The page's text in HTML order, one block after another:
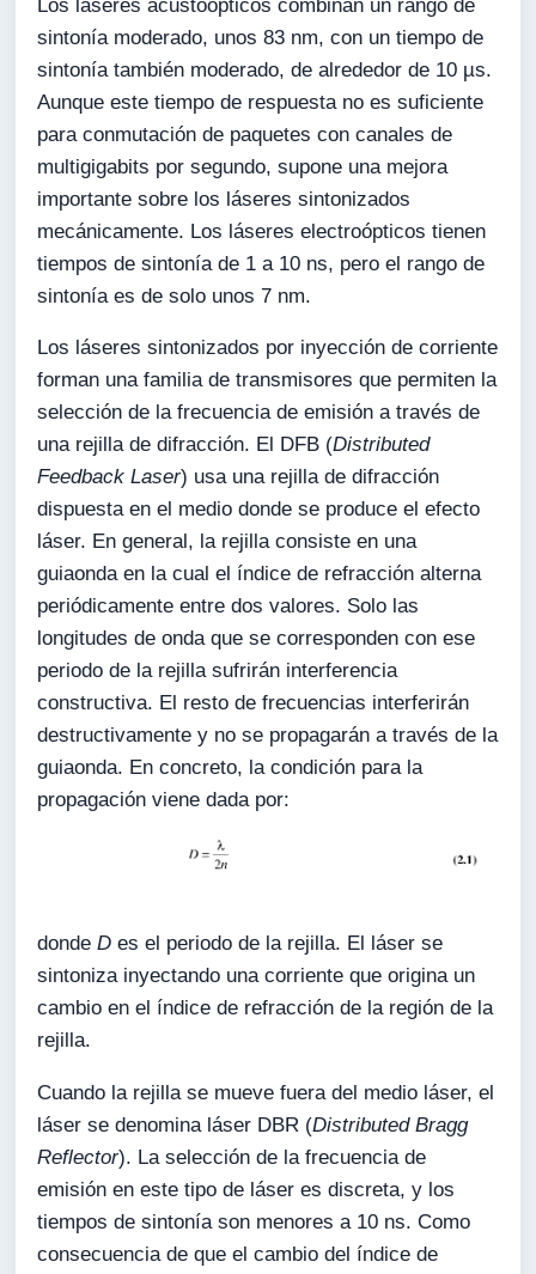
Los láseres acustoópticos combinan un rango de
sintonía moderado, unos 83 nm, con un tiempo de
sintonía también moderado, de alrededor de 10 µs.
Aunque este tiempo de respuesta no es suficiente
para conmutación de paquetes con canales de
multigigabits por segundo, supone una mejora
importante sobre los láseres sintonizados
mecánicamente. Los láseres electroópticos tienen
tiempos de sintonía de 1 a 10 ns, pero el rango de
sintonía es de solo unos 7 nm.
Los láseres sintonizados por inyección de corriente
forman una familia de transmisores que permiten la
selección de la frecuencia de emisión a través de
una rejilla de difracción. El DFB (Distributed
Feedback Laser) usa una rejilla de difracción
dispuesta en el medio donde se produce el efecto
láser. En general, la rejilla consiste en una
guiaonda en la cual el índice de refracción alterna
periódicamente entre dos valores. Solo las
longitudes de onda que se corresponden con ese
periodo de la rejilla sufrirán interferencia
constructiva. El resto de frecuencias interferirán
destructivamente y no se propagarán a través de la
guiaonda. En concreto, la condición para la
propagación viene dada por:
dondeD es el periodo de la rejilla. El láser se
sintoniza inyectando una corriente que origina un
cambio en el índice de refracción de la región de la
rejilla.
Cuando la rejilla se mueve fuera del medio láser, el
láser se denomina láser DBR (Distributed Bragg
Reflector). La selección de la frecuencia de
emisión en este tipo de láser es discreta, y los
tiempos de sintonía son menores a 10 ns. Como
consecuencia de que el cambio del índice de